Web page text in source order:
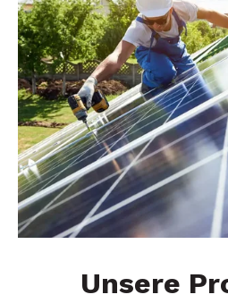
Unsere